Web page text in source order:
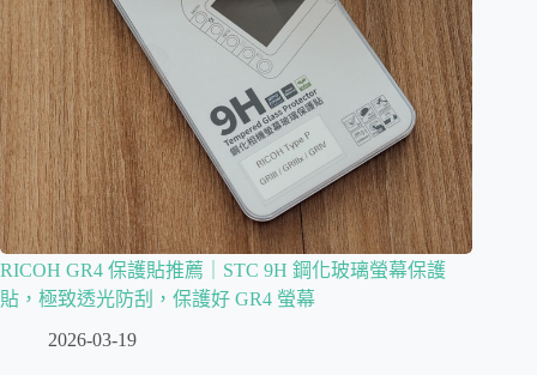
RICOH GR4 保護貼推薦｜STC 9H 鋼化玻璃螢幕保護
貼，極致透光防刮，保護好 GR4 螢幕
2026-03-19